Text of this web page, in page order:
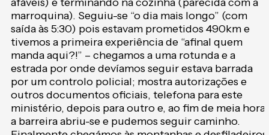
marroquina). Seguiu-se “o dia mais longo” (com
saída às 5:30) pois estavam prometidos 490km e
tivemos a primeira experiência de “afinal quem
manda aqui?!” – chegamos a uma rotunda e a
estrada por onde devíamos seguir estava barrada
por um controlo policial; mostra autorizações e
outros documentos oficiais, telefona para este
ministério, depois para outro e, ao fim de meia hora,
a barreira abriu-se e pudemos seguir caminho.